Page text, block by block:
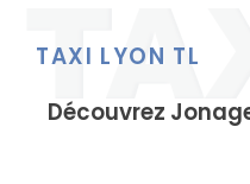
TAXI LYON TL
Découvrez